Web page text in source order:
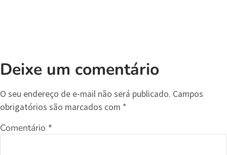
Deixe um comentário
O seu endereço de e-mail não será publicado. Campos
obrigatórios são marcados com *
Comentário *